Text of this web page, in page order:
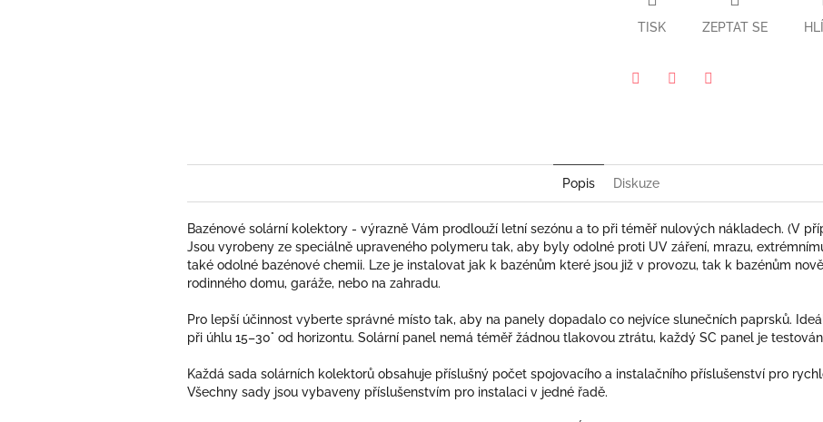
TISK ZEPTAT SE
Popis Diskuze
Bazénové solární kolektory - výrazně Vám prodlouží letní sezónu a to při téměř nulových nákladech. (V
Jsou vyrobeny ze speciálně upraveného polymeru tak, aby byly odolné proti UV záření, mrazu,
také odolné bazénové chemii. Lze je instalovat jak k bazénům které jsou již v provozu, tak k bazénům
rodinného domu, garáže, nebo na zahradu.
Pro lepší účinnost vyberte správné místo tak, aby na panely dopadalo co nejvíce slunečních paprsků.
při úhlu 15–30° od horizontu. Solární panel nemá téměř žádnou tlakovou ztrátu, každý SC panel je
Každá sada solárních kolektorů obsahuje příslušný počet spojovacího a instalačního příslušenství pro
Všechny sady jsou vybaveny příslušenstvím pro instalaci v jedné řadě.